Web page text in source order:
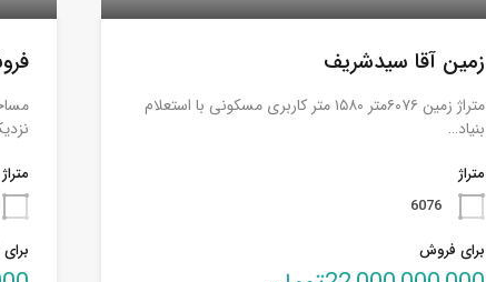
زمین آقا سیدشریف
متراژ زمین ۶۰۷۶متر ۱۵۸۰ متر کاربری مسکونی با استعلام
بنیاد…
متراژ
6076
برای فروش
متراژ